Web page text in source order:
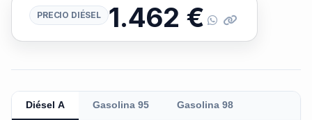
PRECIO DIÉSEL 1.462 €
Diésel A Gasolina 95 Gasolina 98